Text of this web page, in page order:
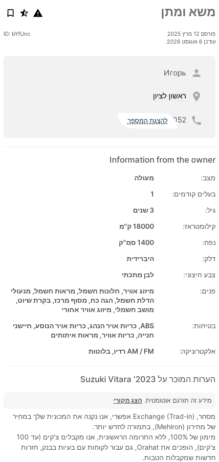
משא ומתן
פורסם 12 מרץ 2025
עודכן 6 אוגוסט 2026
ID: bYfUnc
Игорь
ראשון לציון
052 להצגת המספר
Information from the owner
מצב:
מעולה
בעלים קודמים:
1
גיל:
3 שנים
קילומטראז:
18000 ק"מ
נפח:
1400 סמ"ק
דלק:
היברידית
צבע חיצוני:
לבן מתכתי
פנים:
מיזוג אוויר, חלונות חשמל, מראות חשמל, מנעולי
הדלת חשמל, הגה כח, מסוף מרכז, בקרת שיוט,
מושב חשמלי, מיזוג אוויר אחורי
בטיחות:
ABS, כריות אויר הנהג, כריות אויר הנוסע, חיישני
חנייה, כריות אוויר, מראות איתותים
אלקטרוניקה:
AM / FM רדיו, בלוטות
הערות המוכר על 2023' Suzuki Vitara
מידע זה תורגם אוטומטית. הצג מקורי
מסחר, Exchange (Trad-in) אפשרי, אנו נקנה את המכונית שלך במחיר
של מחירון (Mehiron), בתמורה לחדש יותר.
מימון של 100%, ללא התרומה הראשונית, אנו מקבלים צ'קים (עד 100
צ'קים), הופכים את Orahat, גם עבור לקוחות עם בעיות בבנק, חזרות
חדשות שמקבלות הטבות.